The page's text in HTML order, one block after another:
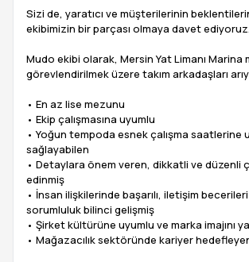
Sizi de, yaratıcı ve müşterilerinin
ekibimizin bir parçası olmaya davet ediyoruz.
Mudo ekibi olarak, Mersin Yat Limanı Marina
görevlendirilmek üzere takım arkadaşları
• En az lise mezunu
• Ekip çalışmasına uyumlu
• Yoğun tempoda esnek çalışma saatlerine
sağlayabilen
• Detaylara önem veren, dikkatli ve düzenli
edinmiş
• İnsan ilişkilerinde başarılı, iletişim
sorumluluk bilinci gelişmiş
• Şirket kültürüne uyumlu ve marka imajını
• Mağazacılık sektöründe kariyer